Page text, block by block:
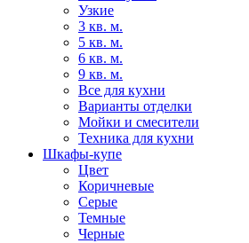
Узкие
3 кв. м.
5 кв. м.
6 кв. м.
9 кв. м.
Все для кухни
Варианты отделки
Мойки и смесители
Техника для кухни
Шкафы-купе
Цвет
Коричневые
Серые
Темные
Черные